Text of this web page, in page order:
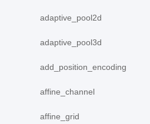
adaptive_pool2d
adaptive_pool3d
add_position_encoding
affine_channel
affine_grid